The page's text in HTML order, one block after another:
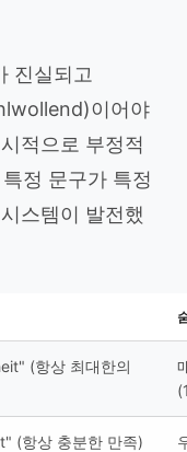
진실되고
이어야
적으로 부정적
정 문구가 특정
스템이 발전했
(항상 최대한의
(항상 충분한 만족)